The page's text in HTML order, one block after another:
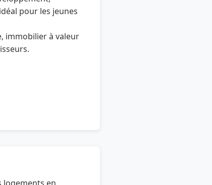
pour les jeunes
immobilier à valeur